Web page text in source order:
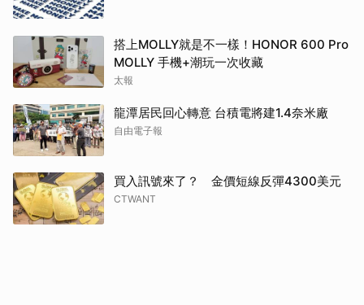
搭上MOLLY就是不一樣！HONOR 600 Pro
MOLLY 手機+潮玩一次收藏
太報
龍潭居民回心轉意 台積電將建1.4奈米廠
自由電子報
買入訊號來了？ 金價短線反彈4300美元
CTWANT